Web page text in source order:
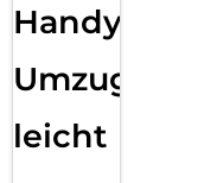
Handy
Umzug
leicht